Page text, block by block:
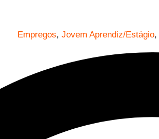
Empregos, Jovem Aprendiz/Estágio,